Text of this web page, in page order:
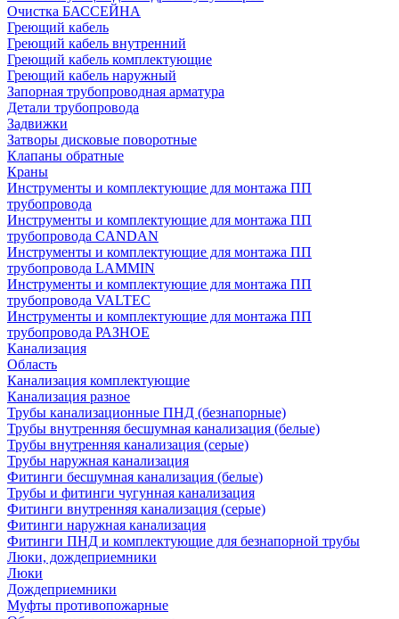
Очистка БАССЕЙНА
Греющий кабель
Греющий кабель внутренний
Греющий кабель комплектующие
Греющий кабель наружный
Запорная трубопроводная арматура
Детали трубопровода
Задвижки
Затворы дисковые поворотные
Клапаны обратные
Краны
Инструменты и комплектующие для монтажа ПП
трубопровода
Инструменты и комплектующие для монтажа ПП
трубопровода CANDAN
Инструменты и комплектующие для монтажа ПП
трубопровода LAMMIN
Инструменты и комплектующие для монтажа ПП
трубопровода VALTEC
Инструменты и комплектующие для монтажа ПП
трубопровода РАЗНОЕ
Канализация
Область
Канализация комплектующие
Канализация разное
Трубы канализационные ПНД (безнапорные)
Трубы внутренняя бесшумная канализация (белые)
Трубы внутренняя канализация (серые)
Трубы наружная канализация
Фитинги бесшумная канализация (белые)
Трубы и фитинги чугунная канализация
Фитинги внутренняя канализация (серые)
Фитинги наружная канализация
Фитинги ПНД и комплектующие для безнапорной трубы
Люки, дождеприемники
Люки
Дождеприемники
Муфты противопожарные